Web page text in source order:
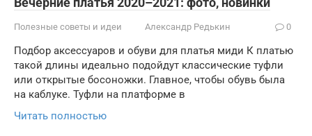
Полезные советы и идеи Александр Редькин 0
Подбор аксессуаров и обуви для платья миди К платью
такой длины идеально подойдут классические туфли
или открытые босоножки. Главное, чтобы обувь была
на каблуке. Туфли на платформе в
Читать полностью